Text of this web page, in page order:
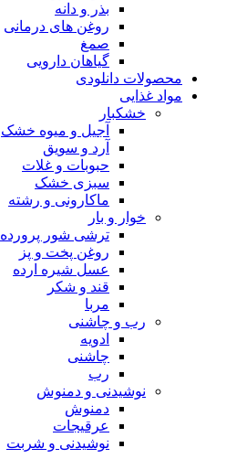
بذر و دانه
روغن های درمانی
صمغ
گیاهان دارویی
محصولات دانلودی
مواد غذایی
خشکبار
آجیل و میوه خشک
آرد و سویق
حبوبات و غلات
سبزی خشک
ماکارونی و رشته
خوار و بار
ترشی شور پرورده
روغن پخت و پز
عسل شیره ارده
قند و شکر
مربا
رب و چاشنی
ادویه
چاشنی
رب
نوشیدنی و دمنوش
دمنوش
عرقیجات
نوشیدنی و شربت